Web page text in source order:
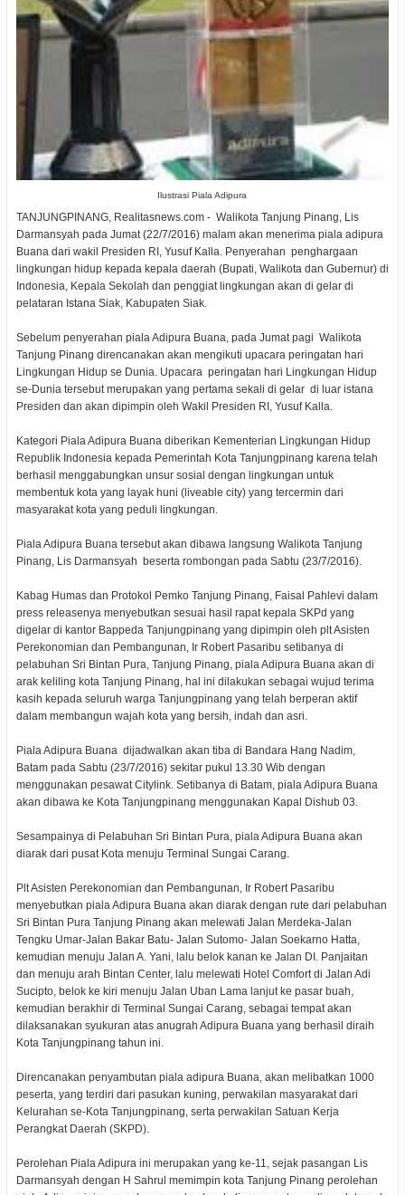
Ilustrasi Piala Adipura
TANJUNGPINANG, Realitasnews.com - Walikota Tanjung Pinang, Lis
Darmansyah pada Jumat (22/7/2016) malam akan menerima piala adipura
Buana dari wakil Presiden RI, Yusuf Kalla. Penyerahan penghargaan
lingkungan hidup kepada kepala daerah (Bupati, Walikota dan Gubernur) di
Indonesia, Kepala Sekolah dan penggiat lingkungan akan di gelar di
pelataran Istana Siak, Kabupaten Siak.
Sebelum penyerahan piala Adipura Buana, pada Jumat pagi Walikota
Tanjung Pinang direncanakan akan mengikuti upacara peringatan hari
Lingkungan Hidup se Dunia. Upacara peringatan hari Lingkungan Hidup
se-Dunia tersebut merupakan yang pertama sekali di gelar di luar istana
Presiden dan akan dipimpin oleh Wakil Presiden RI, Yusuf Kalla.
Kategori Piala Adipura Buana diberikan Kementerian Lingkungan Hidup
Republik Indonesia kepada Pemerintah Kota Tanjungpinang karena telah
berhasil menggabungkan unsur sosial dengan lingkungan untuk
membentuk kota yang layak huni (liveable city) yang tercermin dari
masyarakat kota yang peduli lingkungan.
Piala Adipura Buana tersebut akan dibawa langsung Walikota Tanjung
Pinang, Lis Darmansyah beserta rombongan pada Sabtu (23/7/2016).
Kabag Humas dan Protokol Pemko Tanjung Pinang, Faisal Pahlevi dalam
press releasenya menyebutkan sesuai hasil rapat kepala SKPd yang
digelar di kantor Bappeda Tanjungpinang yang dipimpin oleh plt Asisten
Perekonomian dan Pembangunan, Ir Robert Pasaribu setibanya di
pelabuhan Sri Bintan Pura, Tanjung Pinang, piala Adipura Buana akan di
arak keliling kota Tanjung Pinang, hal ini dilakukan sebagai wujud terima
kasih kepada seluruh warga Tanjungpinang yang telah berperan aktif
dalam membangun wajah kota yang bersih, indah dan asri.
Piala Adipura Buana dijadwalkan akan tiba di Bandara Hang Nadim,
Batam pada Sabtu (23/7/2016) sekitar pukul 13.30 Wib dengan
menggunakan pesawat Citylink. Setibanya di Batam, piala Adipura Buana
akan dibawa ke Kota Tanjungpinang menggunakan Kapal Dishub 03.
Sesampainya di Pelabuhan Sri Bintan Pura, piala Adipura Buana akan
diarak dari pusat Kota menuju Terminal Sungai Carang.
Plt Asisten Perekonomian dan Pembangunan, Ir Robert Pasaribu
menyebutkan piala Adipura Buana akan diarak dengan rute dari pelabuhan
Sri Bintan Pura Tanjung Pinang akan melewati Jalan Merdeka-Jalan
Tengku Umar-Jalan Bakar Batu- Jalan Sutomo- Jalan Soekarno Hatta,
kemudian menuju Jalan A. Yani, lalu belok kanan ke Jalan DI. Panjaitan
dan menuju arah Bintan Center, lalu melewati Hotel Comfort di Jalan Adi
Sucipto, belok ke kiri menuju Jalan Uban Lama lanjut ke pasar buah,
kemudian berakhir di Terminal Sungai Carang, sebagai tempat akan
dilaksanakan syukuran atas anugrah Adipura Buana yang berhasil diraih
Kota Tanjungpinang tahun ini.
Direncanakan penyambutan piala adipura Buana, akan melibatkan 1000
peserta, yang terdiri dari pasukan kuning, perwakilan masyarakat dari
Kelurahan se-Kota Tanjungpinang, serta perwakilan Satuan Kerja
Perangkat Daerah (SKPD).
Perolehan Piala Adipura ini merupakan yang ke-11, sejak pasangan Lis
Darmansyah dengan H Sahrul memimpin kota Tanjung Pinang perolehan